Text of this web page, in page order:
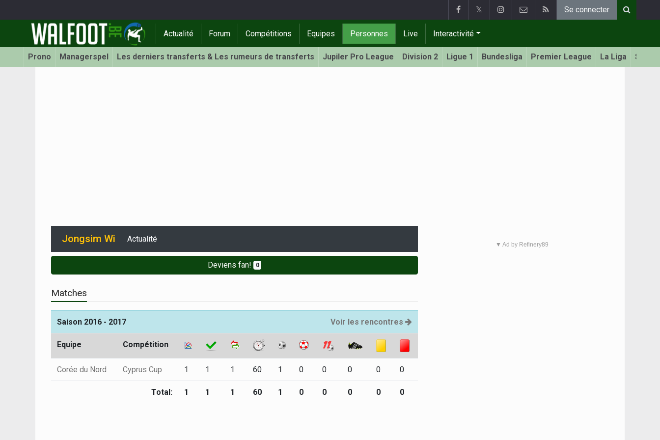
𝕏 Se connecter
Actualité Forum Compétitions Equipes Personnes Live Interactivité
Prono Managerspel Les derniers transferts & Les rumeurs de transferts Jupiler Pro League Division 2 Ligue 1 Bundesliga Premier League La Liga Serie
Jongsim Wi Actualité
Deviens fan! 0
Matches
Saison 2016 - 2017 Voir les rencontres
Equipe Compétition
Corée du Nord Cyprus Cup 1 1 1 60 1 0 0 0 0 0
Total: 1 1 1 60 1 0 0 0 0 0
▼ Ad by Refinery89